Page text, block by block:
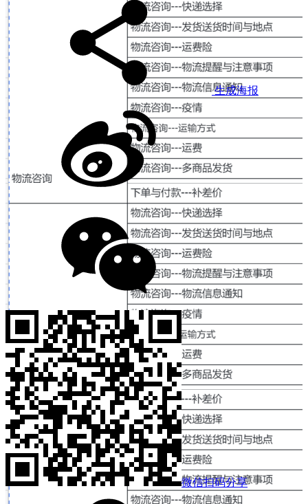
生成海报
微信扫码分享